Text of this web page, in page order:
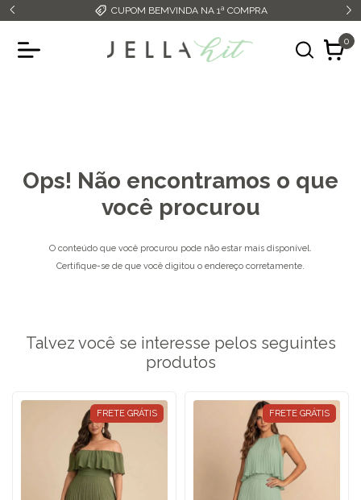
CUPOM BEMVINDA NA 1ª COMPRA
0
Ops! Não encontramos o que
você procurou
O conteúdo que você procurou pode não estar mais disponível.
Certifique-se de que você digitou o endereço corretamente.
Talvez você se interesse pelos seguintes
produtos
FRETE GRÁTIS FRETE GRÁTIS